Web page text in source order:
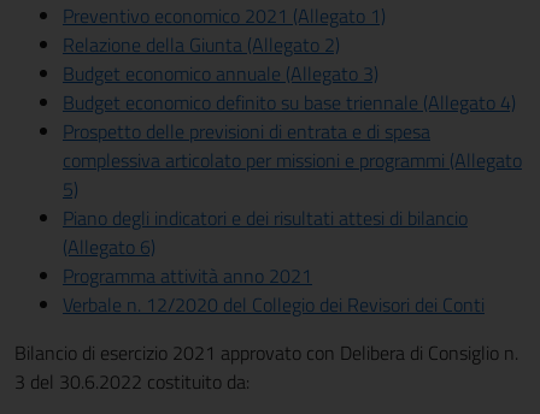
Preventivo economico 2021 (Allegato 1)
Relazione della Giunta (Allegato 2)
Budget economico annuale (Allegato 3)
Budget economico definito su base triennale (Allegato 4)
Prospetto delle previsioni di entrata e di spesa
complessiva articolato per missioni e programmi (Allegato
5)
Piano degli indicatori e dei risultati attesi di bilancio
(Allegato 6)
Programma attività anno 2021
Verbale n. 12/2020 del Collegio dei Revisori dei Conti
Bilancio di esercizio 2021 approvato con Delibera di Consiglio n.
3 del 30.6.2022 costituito da: